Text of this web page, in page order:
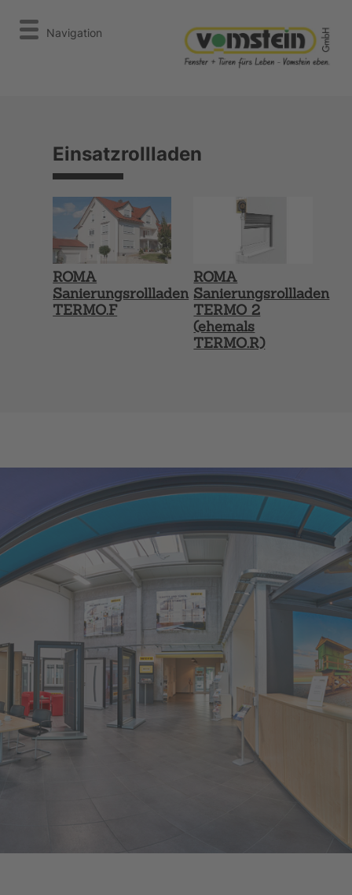
Navigation
Einsatzrollladen
ROMA
Sanierungsrollladen
TERMO.F
ROMA
Sanierungsrollladen
TERMO 2
(ehemals
TERMO.R)